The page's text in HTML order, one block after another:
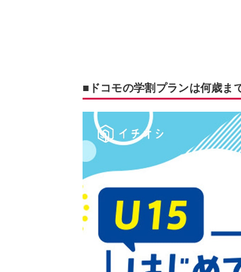
■ドコモの学割プランは何歳ま